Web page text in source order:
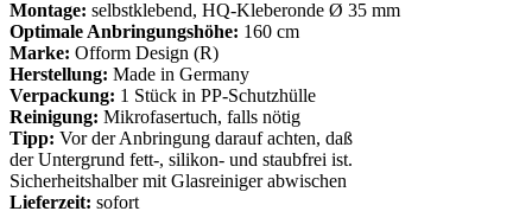
Montage: selbstklebend, HQ-Kleberonde Ø 35 mm
Optimale Anbringungshöhe: 160 cm
Marke: Ofform Design (R)
Herstellung: Made in Germany
Verpackung: 1 Stück in PP-Schutzhülle
Reinigung: Mikrofasertuch, falls nötig
Tipp: Vor der Anbringung darauf achten, daß
der Untergrund fett-, silikon- und staubfrei ist.
Sicherheitshalber mit Glasreiniger abwischen
Lieferzeit: sofort